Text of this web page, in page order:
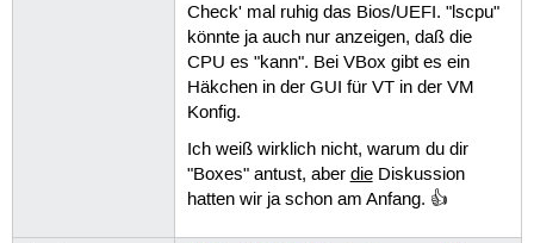
Check' mal ruhig das Bios/UEFI. "lscpu"
könnte ja auch nur anzeigen, daß die
CPU es "kann". Bei VBox gibt es ein
Häkchen in der GUI für VT in der VM
Konfig.
Ich weiß wirklich nicht, warum du dir
"Boxes" antust, aber dieDiskussion
hatten wir ja schon am Anfang. 👍